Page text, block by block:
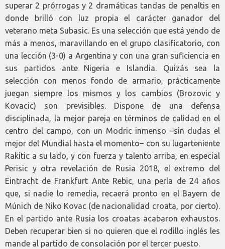
superar 2 prórrogas y 2 dramáticas tandas de penaltis en
donde brilló con luz propia el carácter ganador del
veterano meta Subasic. Es una selección que está yendo de
más a menos, maravillando en el grupo clasificatorio, con
una lección (3-0) a Argentina y con una gran suficiencia en
sus partidos ante Nigeria e Islandia. Quizás sea la
selección con menos fondo de armario, prácticamente
juegan siempre los mismos y los cambios (Brozovic y
Kovacic) son previsibles. Dispone de una defensa
disciplinada, la mejor pareja en términos de calidad en el
centro del campo, con un Modric inmenso –sin dudas el
mejor del Mundial hasta el momento– con su lugarteniente
Rakitic a su lado, y con fuerza y talento arriba, en especial
Perisic y otra revelación de Rusia 2018, el extremo del
Eintracht de Frankfurt Ante Rebic, una perla de 24 años
que, si nadie lo remedia, recaerá pronto en el Bayern de
Múnich de Niko Kovac (de nacionalidad croata, por cierto).
En el partido ante Rusia los croatas acabaron exhaustos.
Deben recuperar bien si no quieren que el rodillo inglés les
mande al partido de consolación por el tercer puesto.